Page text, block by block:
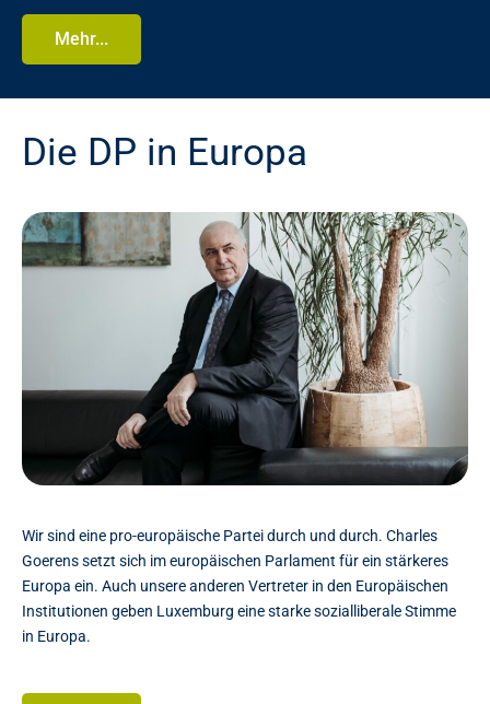
Mehr...
Die DP in Europa
Wir sind eine pro-europäische Partei durch und durch. Charles
Goerens setzt sich im europäischen Parlament für ein stärkeres
Europa ein. Auch unsere anderen Vertreter in den Europäischen
Institutionen geben Luxemburg eine starke sozialliberale Stimme
in Europa.